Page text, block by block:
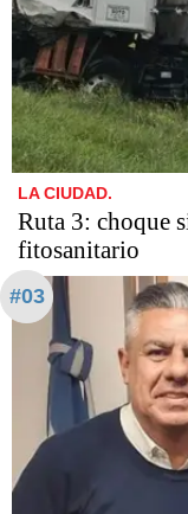
LA CIUDAD.
Ruta 3: choque
fitosanitario
#03